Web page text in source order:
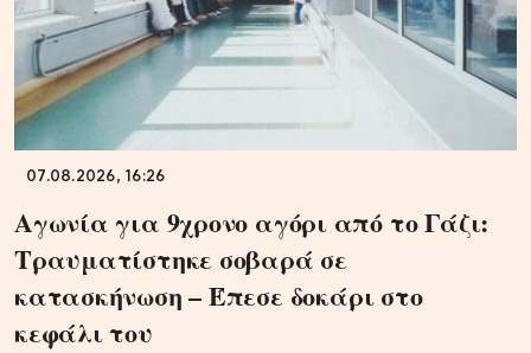
07.08.2026, 16:26
Αγωνία για 9χρονο αγόρι από το Γάζι:
Τραυματίστηκε σοβαρά σε
κατασκήνωση – Έπεσε δοκάρι στο
κεφάλι του